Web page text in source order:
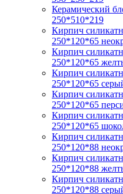
Керамический
250*510*219
Кирпич
250*120*65
Кирпич
250*120*65
Кирпич
250*120*65
Кирпич
250*120*65
Кирпич
250*120*65
Кирпич
250*120*88
Кирпич
250*120*88
Кирпич
250*120*88